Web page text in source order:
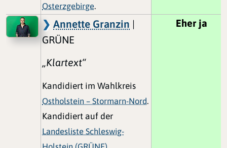
Osterzgebirge.
Annette Granzin |
GRÜNE
„Klartext“
Kandidiert im Wahlkreis
Ostholstein – Stormarn-Nord.
Kandidiert auf der
Landesliste Schleswig-
Eher ja